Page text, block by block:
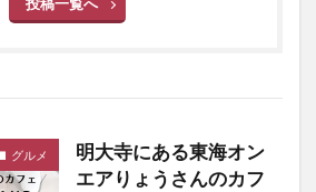
グルメ
明大寺にある東海オン
エアりょうさんのカフ